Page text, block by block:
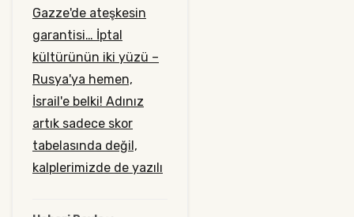
Gazze'de ateşkesin
garantisi… İptal
kültürünün iki yüzü –
Rusya'ya hemen,
İsrail'e belki! Adınız
artık sadece skor
tabelasında değil,
kalplerimizde de yazılı